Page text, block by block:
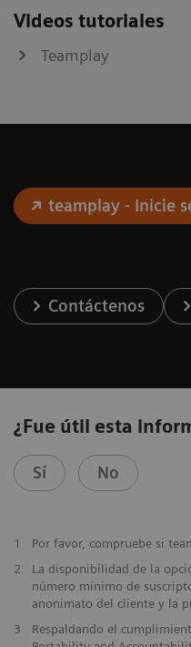
Videos tutoriales
Teamplay
teamplay - Inicie
Contáctenos
¿Fue útil esta
Sí No
1
Por favor, compruebe si
2
La disponibilidad de la
número mínimo de
anonimato del cliente y la
3
Respaldando el